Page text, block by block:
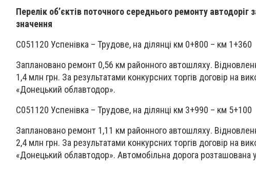
Перелік об’єктів поточного середнього ремонту автодоріг
значення
С051120 Успенівка – Трудове, на ділянці км 0+800 – км 1+360
Заплановано ремонт 0,56 км районного автошляху.
1,4 млн грн. За результатами конкурсних торгів договір на
«Донецький облавтодор».
С051120 Успенівка – Трудове, на ділянці км 3+990 – км 5+100
Заплановано ремонт 1,11 км районного автошляху.
2,4 млн грн. За результатами конкурсних торгів договір на
«Донецький облавтодор». Автомобільна дорога розташована